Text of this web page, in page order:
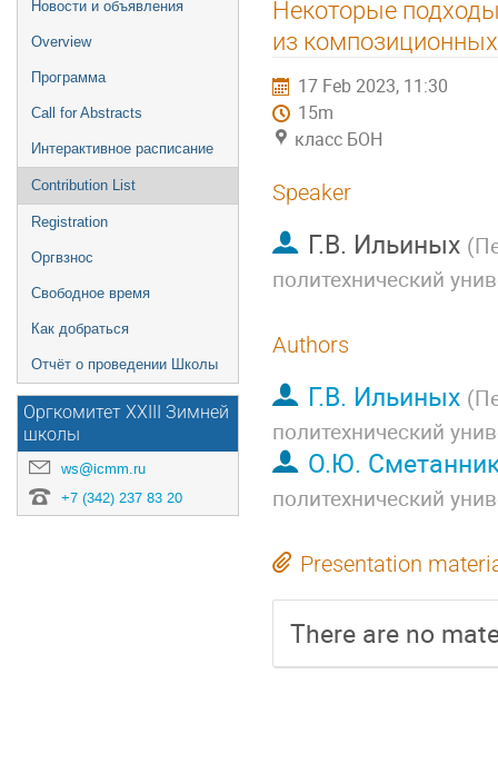
menu
Новости и объявления
Overview
Программа
Call for Abstracts
Интерактивное расписание
Contribution List
Registration
Оргвзнос
Свободное время
Как добраться
Отчёт о проведении Школы
Оргкомитет XXIII Зимней
школы
ws@icmm.ru
+7 (342) 237 83 20
Некоторые
из
17 Feb 2023, 11:30
15m
класс БОН
Speaker
Г.В. Ильиных (
политехнический
Authors
Г.В. Ильиных (
политехнический
О.Ю.
политехнический
Presentation
There are no